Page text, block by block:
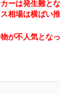
ーは発生難と
相場は横ばい推
が不人気となっ